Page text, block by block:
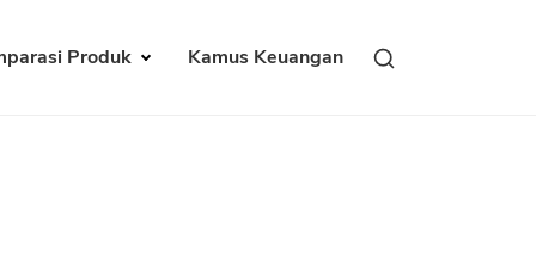
Produk Kamus Keuangan